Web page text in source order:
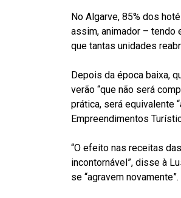
No Algarve, 85% dos
assim, animador – tendo
que tantas unidades
Depois da época baixa,
verão “que não será
prática, será equivalente
Empreendimentos
“O efeito nas receitas
incontornável”, disse à
se “agravem novamente”.